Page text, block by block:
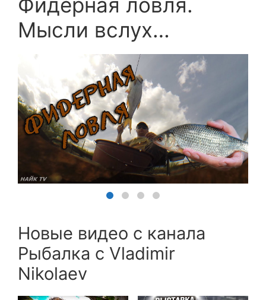
Мысли вслух…
Новые видео с канала
Рыбалка с Vladimir
Nikolaev